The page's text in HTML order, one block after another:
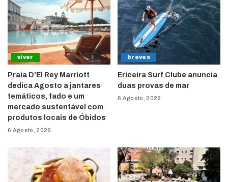
viver
Praia D’El Rey Marriott
dedica Agosto a jantares
temáticos, fado e um
mercado sustentável com
produtos locais de Óbidos
6 Agosto, 2026
breves
Ericeira Surf Clube anuncia
duas provas de mar
6 Agosto, 2026